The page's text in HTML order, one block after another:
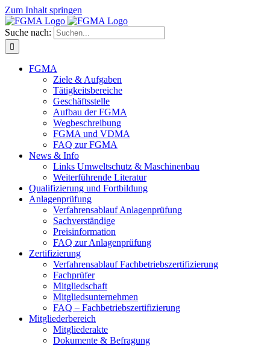
Zum Inhalt springen
Suche nach:
FGMA
Ziele & Aufgaben
Tätigkeitsbereiche
Geschäftsstelle
Aufbau der FGMA
Wegbeschreibung
FGMA und VDMA
FAQ zur FGMA
News & Info
Links Umweltschutz & Maschinenbau
Weiterführende Literatur
Qualifizierung und Fortbildung
Anlagenprüfung
Verfahrensablauf Anlagenprüfung
Sachverständige
Preisinformation
FAQ zur Anlagenprüfung
Zertifizierung
Verfahrensablauf Fachbetriebszertifizierung
Fachprüfer
Mitgliedschaft
Mitgliedsunternehmen
FAQ – Fachbetriebszertifizierung
Mitgliederbereich
Mitgliederakte
Dokumente & Befragung